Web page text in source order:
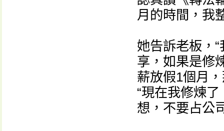
月的時間，我
她告訴老板，
享，如果是修
薪放假1個月
“現在我修煉
想，不要占公